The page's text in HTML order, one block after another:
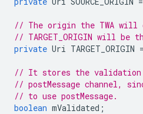
// The origin the TWA will
// TARGET_ORIGIN will be
private Uri TARGET_ORIGIN =
// It stores the validation
// postMessage channel,
// to use postMessage.
boolean mValidated ;